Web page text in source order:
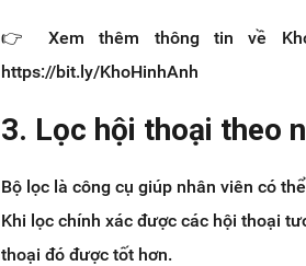
👉 Xem thêm thông tin về
https://bit.ly/KhoHinhAnh
3. Lọc hội thoại theo
Bộ lọc là công cụ giúp nhân viên có
Khi lọc chính xác được các hội thoại
thoại đó được tốt hơn.